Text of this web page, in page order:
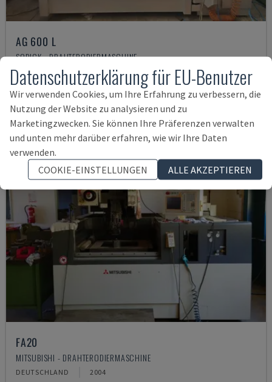
AG 600 L
SODICK - DRAHTERODIERMASCHINE
ITALIEN 2011
67.000 €
FA20
MITSUBISHI - DRAHTERODIERMASCHINE
DEUTSCHLAND 2004
Datenschutzerklärung für EU-Benutzer
Wir verwenden Cookies, um Ihre Erfahrung zu verbessern, die
Nutzung der Website zu analysieren und zu
Marketingzwecken. Sie können Ihre Präferenzen verwalten
und unten mehr darüber erfahren, wie wir Ihre Daten
verwenden.
COOKIE-EINSTELLUNGEN
ALLE AKZEPTIEREN